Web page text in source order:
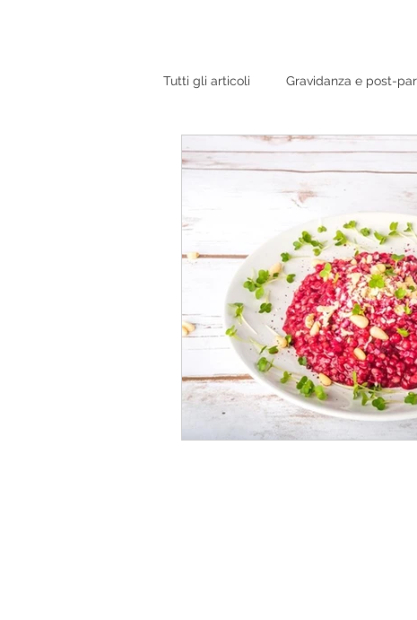
Tutti gli articoli Gravidanza e post-
Orecchie e vie respiratorie